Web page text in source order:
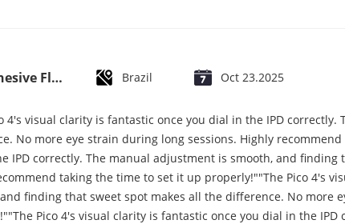
Pvc Adhesive Floor Tiles Commercial Light Embossed Wooden Plastic Flooring Tiles Brazil Oct 23.2025
4's visual clarity is fantastic once you dial in the IPD
No more eye strain during long sessions. Highly
IPD correctly. The manual adjustment is smooth, and
taking the time to set it up properly!""The Pico 4's
finding that sweet spot makes all the difference. No
Pico 4's visual clarity is fantastic once you dial in the